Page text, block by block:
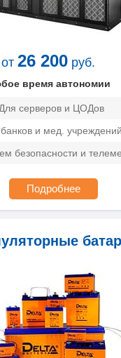
от 26 200 руб.
время автономии
серверов и ЦОДов
и мед. учреждений
безопасности и
Подробнее